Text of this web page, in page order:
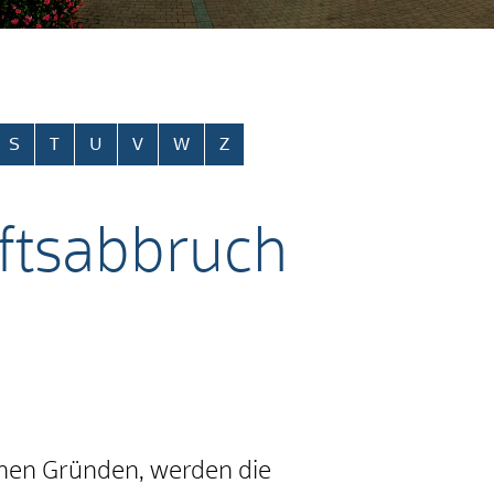
S T U V W Z
Gründen, werden die